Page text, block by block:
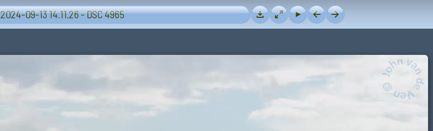
Volkel airbase 2024-09-13 basis bezoek
2024-09-13 14.11.26 - DSC 4965